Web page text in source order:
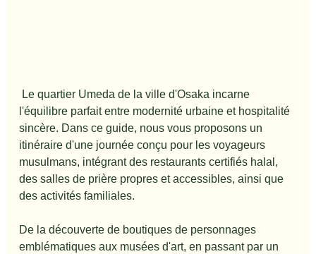
l'équilibre parfait entre modernité urbaine et hospitalité
sincère. Dans ce guide, nous vous proposons un
itinéraire d'une journée conçu pour les voyageurs
musulmans, intégrant des restaurants certifiés halal,
des salles de prière propres et accessibles, ainsi que
des activités familiales.
De la découverte de boutiques de personnages
emblématiques aux musées d'art, en passant par un